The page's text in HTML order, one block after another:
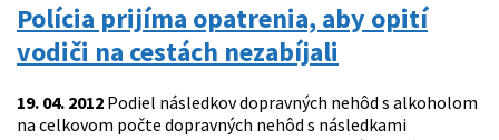
Polícia prijíma opatrenia, aby opití
vodiči na cestách nezabíjali
19. 04. 2012 Podiel následkov dopravných nehôd s alkoholom
na celkovom počte dopravných nehôd s následkami